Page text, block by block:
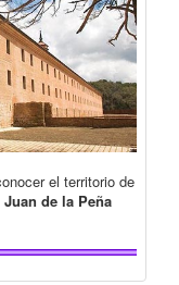
el territorio de
de la Peña